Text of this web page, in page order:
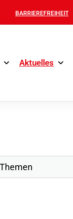
BARRIEREFREIHEIT
Aktuelles